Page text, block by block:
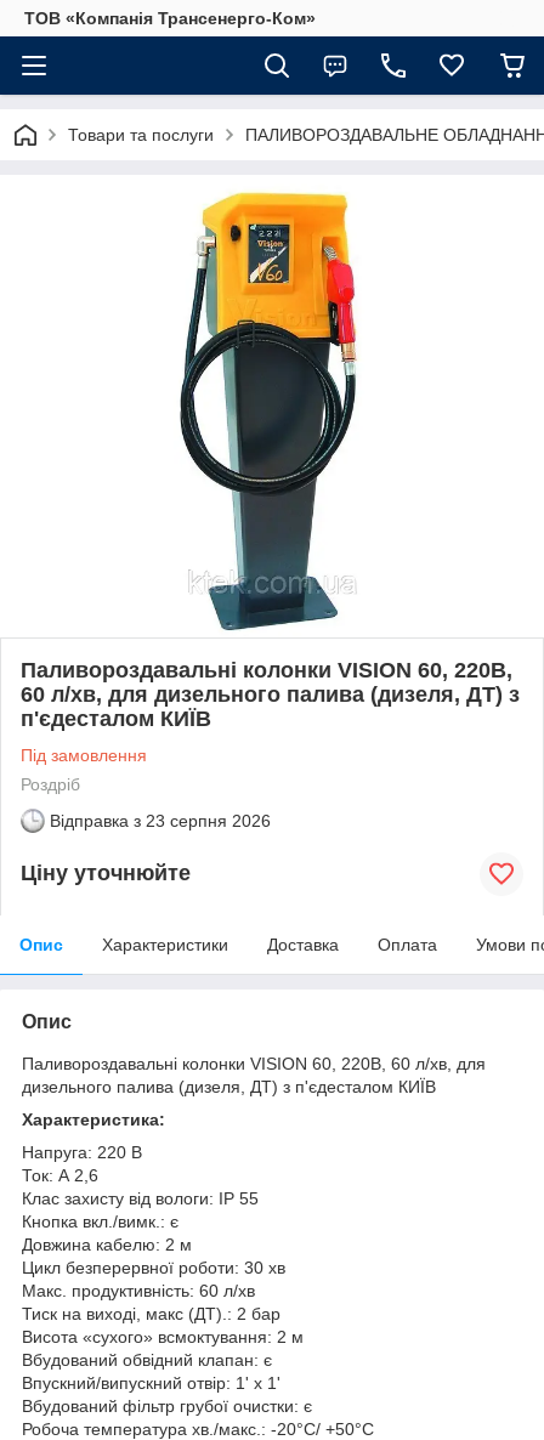
ТОВ «Компанія Трансенерго-Ком»
Товари та послуги ПАЛИВОРОЗДАВАЛЬНЕ
Паливороздавальні колонки VISION 60, 220В,
60 л/хв, для дизельного палива (дизеля, ДТ) з
п'єдесталом КИЇВ
Під замовлення
Роздріб
Відправка з 23 серпня 2026
Ціну уточнюйте
Опис Характеристики Доставка Оплата Умови
Опис
Паливороздавальні колонки VISION 60, 220В, 60 л/хв, для
дизельного палива (дизеля, ДТ) з п'єдесталом КИЇВ
Характеристика:
Напруга: 220 В
Ток: А 2,6
Клас захисту від вологи: IP 55
Кнопка вкл./вимк.: є
Довжина кабелю: 2 м
Цикл безперервної роботи: 30 хв
Макс. продуктивність: 60 л/хв
Тиск на виході, макс (ДТ).: 2 бар
Висота «сухого» всмоктування: 2 м
Вбудований обвідний клапан: є
Впускний/випускний отвір: 1' x 1'
Вбудований фільтр грубої очистки: є
Робоча температура хв./макс.: -20°C/ +50°C